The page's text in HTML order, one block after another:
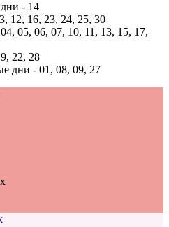
- 14
12, 16, 23, 24, 25, 30
05, 06, 07, 10, 11, 13, 15, 17,
22, 28
дни - 01, 08, 09, 27